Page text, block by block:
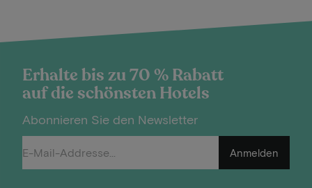
Erhalte bis zu 70 % Rabatt
auf die schönsten Hotels
Abonnieren Sie den Newsletter
Anmelden